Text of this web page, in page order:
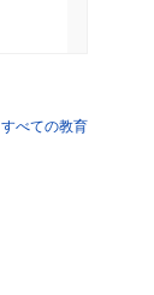
すべての教育